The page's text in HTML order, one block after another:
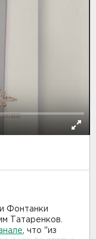
Фонтанки
Татаренков.
, что "из